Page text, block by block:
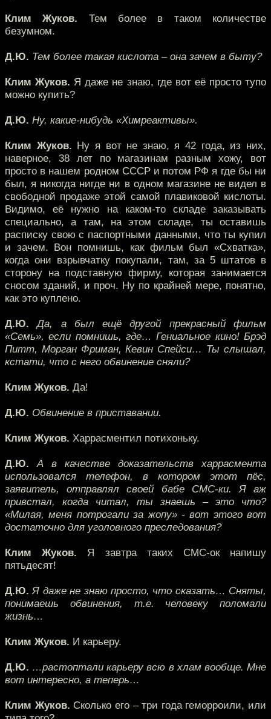
Клим Жуков. Тем более в таком количестве
безумном.
Д.Ю. Тем более такая кислота – она зачем в быту?
Клим Жуков. Я даже не знаю, где вот её просто тупо
можно купить?
Д.Ю. Ну, какие-нибудь «Химреактивы».
Клим Жуков. Ну я вот не знаю, я 42 года, из них,
наверное, 38 лет по магазинам разным хожу, вот
просто в нашем родном СССР и потом РФ я где бы ни
был, я никогда нигде ни в одном магазине не видел в
свободной продаже этой самой плавиковой кислоты.
Видимо, её нужно на каком-то складе заказывать
специально, а там, на этом складе, ты оставишь
расписку свою с паспортными данными, что ты купил
и зачем. Вон помнишь, как фильм был «Схватка»,
когда они взрывчатку покупали, там, за 5 штатов в
сторону на подставную фирму, которая занимается
сносом зданий, и проч. Ну по крайней мере, понятно,
как это куплено.
Д.Ю. Да, а был ещё другой прекрасный фильм
«Семь», если помнишь, где… Гениальное кино! Брэд
Питт, Морган Фриман, Кевин Спейси… Ты слышал,
кстати, что с него обвинение сняли?
Клим Жуков. Да!
Д.Ю. Обвинение в приставании.
Клим Жуков. Харрасментил потихоньку.
Д.Ю. А в качестве доказательств харрасмента
использовался телефон, в котором этот пёс,
заявитель, отправлял своей бабе СМС-ки. Я аж
привстал, когда читал, ты знаешь – это что?
«Милая, меня потрогали за жопу» - вот этого вот
достаточно для уголовного преследования?
Клим Жуков. Я завтра таких СМС-ок напишу
пятьдесят!
Д.Ю. Я даже не знаю просто, что сказать… Сняты,
понимаешь обвинения, т.е. человеку поломали
жизнь…
Клим Жуков. И карьеру.
Д.Ю. …растоптали карьеру всю в хлам вообще. Мне
вот интересно, а теперь…
Клим Жуков. Сколько его – три года геморроили, или